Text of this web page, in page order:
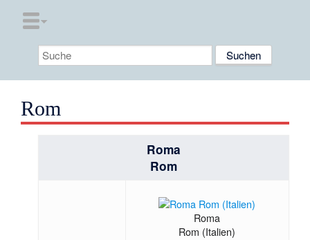
Rom
Roma
Rom
Roma
Rom (Italien)